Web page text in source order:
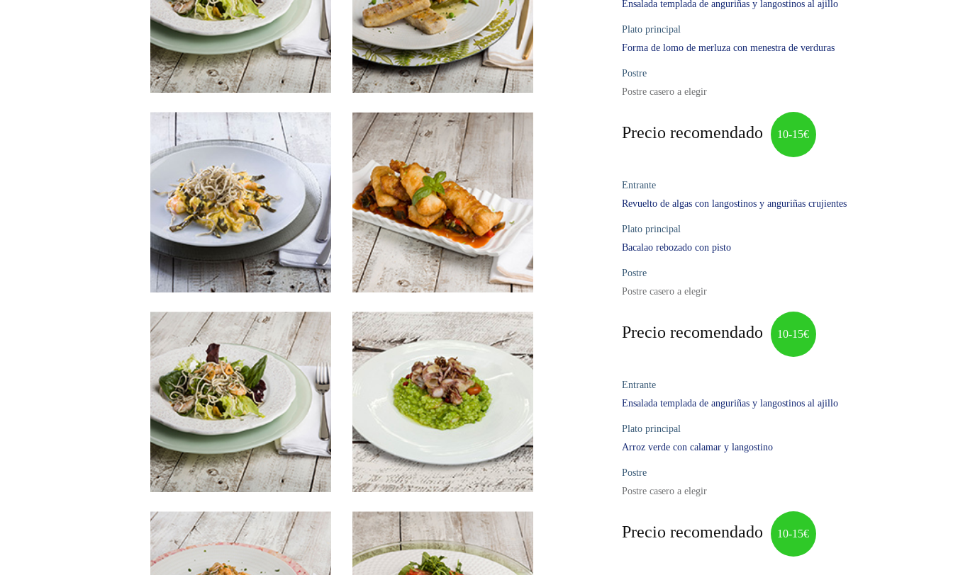
Ensalada templada de anguriñas y langostinos al ajillo
Plato principal
Forma de lomo de merluza con menestra de verduras
Postre
Postre casero a elegir
Precio recomendado 10-15€
Entrante
Revuelto de algas con langostinos y anguriñas crujientes
Plato principal
Bacalao rebozado con pisto
Postre
Postre casero a elegir
Precio recomendado 10-15€
Entrante
Ensalada templada de anguriñas y langostinos al ajillo
Plato principal
Arroz verde con calamar y langostino
Postre
Postre casero a elegir
Precio recomendado 10-15€